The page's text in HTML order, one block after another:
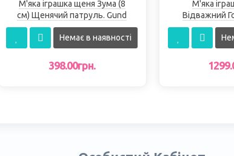
М'яка іграшка щеня Зума (8
см) Щенячий патруль. Gund
Немає в наявності
398.00грн.
М'яка
Відважний
Щенячий